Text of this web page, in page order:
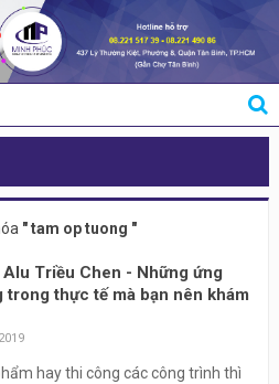
" tam op tuong "
Alu Triều Chen - Những ứng
trong thực tế mà bạn nên khám
hay thi công các công trình thì